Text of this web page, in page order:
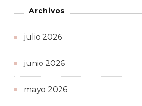
Archivos
julio 2026
junio 2026
mayo 2026